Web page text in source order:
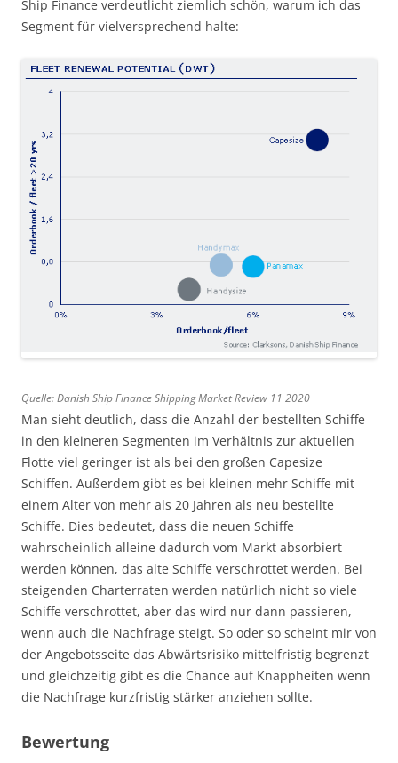
Ship Finance verdeutlicht ziemlich schön, warum ich das
Segment für vielversprechend halte:
Quelle: Danish Ship Finance Shipping Market Review 11 2020
Man sieht deutlich, dass die Anzahl der bestellten Schiffe
in den kleineren Segmenten im Verhältnis zur aktuellen
Flotte viel geringer ist als bei den großen Capesize
Schiffen. Außerdem gibt es bei kleinen mehr Schiffe mit
einem Alter von mehr als 20 Jahren als neu bestellte
Schiffe. Dies bedeutet, dass die neuen Schiffe
wahrscheinlich alleine dadurch vom Markt absorbiert
werden können, das alte Schiffe verschrottet werden. Bei
steigenden Charterraten werden natürlich nicht so viele
Schiffe verschrottet, aber das wird nur dann passieren,
wenn auch die Nachfrage steigt. So oder so scheint mir von
der Angebotsseite das Abwärtsrisiko mittelfristig begrenzt
und gleichzeitig gibt es die Chance auf Knappheiten wenn
die Nachfrage kurzfristig stärker anziehen sollte.
Bewertung